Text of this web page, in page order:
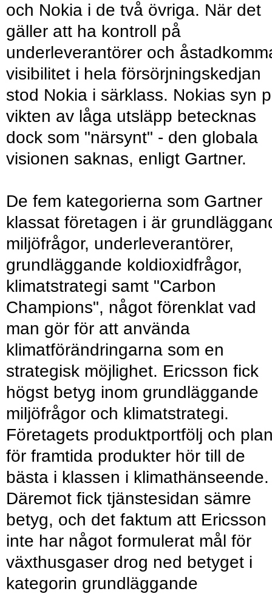
och Nokia i de två övriga. När det
gäller att ha kontroll på
underleverantörer och
visibilitet i hela försörjningskedjan
stod Nokia i särklass. Nokias syn
vikten av låga utsläpp betecknas
dock som "närsynt" - den globala
visionen saknas, enligt Gartner.
De fem kategorierna som Gartner
klassat företagen i är
miljöfrågor, underleverantörer,
grundläggande koldioxidfrågor,
klimatstrategi samt "Carbon
Champions", något förenklat vad
man gör för att använda
klimatförändringarna som en
strategisk möjlighet. Ericsson fick
högst betyg inom grundläggande
miljöfrågor och klimatstrategi.
Företagets produktportfölj och
för framtida produkter hör till de
bästa i klassen i klimathänseende.
Däremot fick tjänstesidan sämre
betyg, och det faktum att Ericsson
inte har något formulerat mål för
växthusgaser drog ned betyget i
kategorin grundläggande